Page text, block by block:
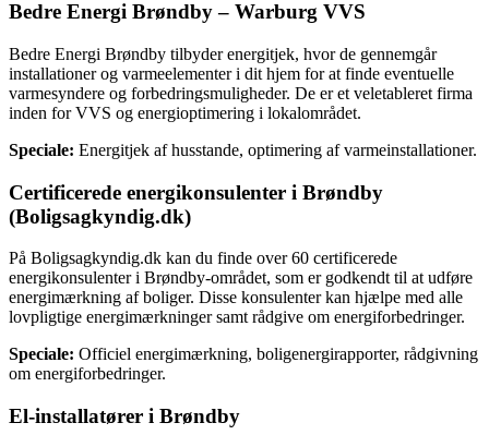
Bedre Energi Brøndby – Warburg VVS
Bedre Energi Brøndby tilbyder energitjek, hvor de gennemgår
installationer og varmeelementer i dit hjem for at finde eventuelle
varmesyndere og forbedringsmuligheder. De er et veletableret firma
inden for VVS og energioptimering i lokalområdet.
Speciale: Energitjek af husstande, optimering af varmeinstallationer.
Certificerede energikonsulenter i Brøndby
(Boligsagkyndig.dk)
På Boligsagkyndig.dk kan du finde over 60 certificerede
energikonsulenter i Brøndby-området, som er godkendt til at udføre
energimærkning af boliger. Disse konsulenter kan hjælpe med alle
lovpligtige energimærkninger samt rådgive om energiforbedringer.
Speciale: Officiel energimærkning, boligenergirapporter, rådgivning
om energiforbedringer.
El-installatører i Brøndby